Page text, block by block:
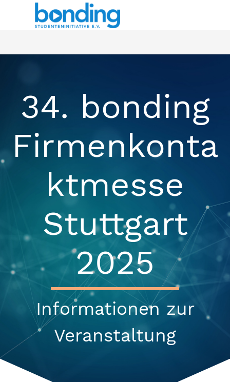
34. bonding
Firmenkonta
ktmesse
Stuttgart
2025
Informationen zur
Veranstaltung